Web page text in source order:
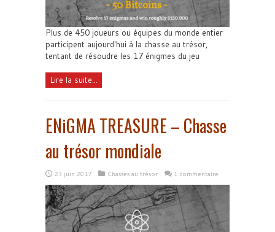
Plus de 450 joueurs ou équipes du monde entier
participent aujourd'hui à la chasse au trésor,
tentant de résoudre les 17 énigmes du jeu
Lire la suite...
ENiGMA TREASURE – Chasse
au trésor mondiale
23 juin 2017 Chasses au trésor 1 commentaire